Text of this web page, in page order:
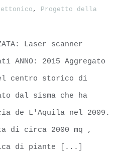
23, Bugnara (AQ)
, Progetto della
Laser scanner
ANNO: 2015 Aggregato
centro storico di
dal sisma che ha
de L'Aquila nel 2009.
di circa 2000 mq ,
di piante [...]